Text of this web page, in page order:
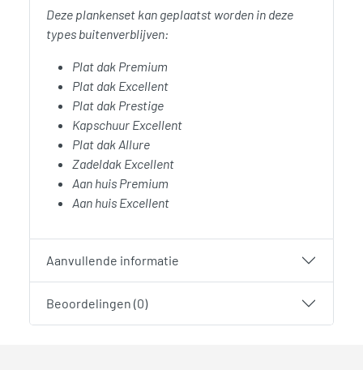
Deze plankenset kan geplaatst worden in deze
types buitenverblijven:
Plat dak Premium
Plat dak Excellent
Plat dak Prestige
Kapschuur Excellent
Plat dak Allure
Zadeldak Excellent
Aan huis Premium
Aan huis Excellent
Aanvullende informatie
Beoordelingen (0)